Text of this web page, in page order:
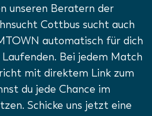
unseren Beratern der
Cottbus sucht auch
automatisch für dich
Bei jedem Match
mit direktem Link zum
du jede Chance im
Schicke uns jetzt eine